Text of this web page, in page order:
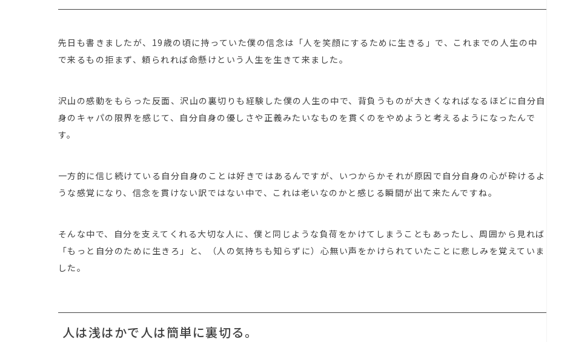
先日も書きましたが、19歳の頃に持っていた僕の信念は「人を笑顔にするために生きる」で、これまでの人生の中
で来るもの拒まず、頼られれば命懸けという人生を生きて来ました。
沢山の感動をもらった反面、沢山の裏切りも経験した僕の人生の中で、背負うものが大きくなればなるほどに自分自
身のキャパの限界を感じて、自分自身の優しさや正義みたいなものを貫くのをやめようと考えるようになったんで
す。
一方的に信じ続けている自分自身のことは好きではあるんですが、いつからかそれが原因で自分自身の心が砕けるよ
うな感覚になり、信念を貫けない訳ではない中で、これは老いなのかと感じる瞬間が出て来たんですね。
そんな中で、自分を支えてくれる大切な人に、僕と同じような負荷をかけてしまうこともあったし、周囲から見れば
「もっと自分のために生きろ」と、（人の気持ちも知らずに）心無い声をかけられていたことに悲しみを覚えていま
した。
人は浅はかで人は簡単に裏切る。